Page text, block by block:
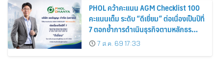
PHOL คว้าคะแนน AGM Checklist 100
คะแนนเต็ม ระดับ “ดีเยี่ยม” ต่อเนื่องเป็นปีที่
7 ตอกย้ำการดำเนินธุรกิจตามหลักธร
รมาภิบาล โปร่งใส สร้างความเชื่อมั่นผู้ถือ
หุ้น
7 ส.ค. 69 17:33